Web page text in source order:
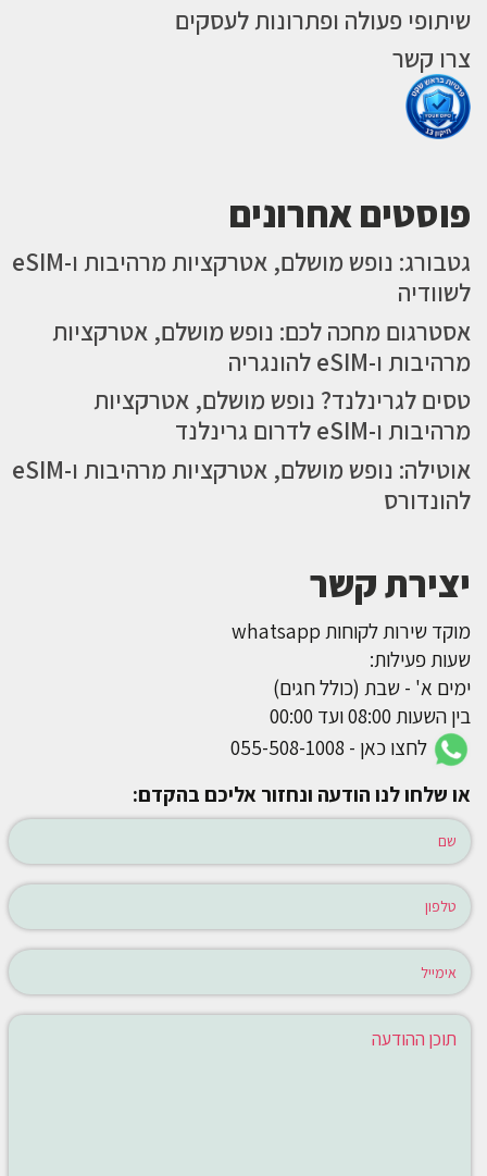
שיתופי פעולה ופתרונות לעסקים
צרו קשר
פוסטים אחרונים
גטבורג: נופש מושלם, אטרקציות מרהיבות ו-eSIM
לשוודיה
אסטרגום מחכה לכם: נופש מושלם, אטרקציות
מרהיבות ו-eSIM להונגריה
טסים לגרינלנד? נופש מושלם, אטרקציות
מרהיבות ו-eSIM לדרום גרינלנד
אוטילה: נופש מושלם, אטרקציות מרהיבות ו-eSIM
להונדורס
יצירת קשר
מוקד שירות לקוחות whatsapp
שעות פעילות:
ימים א' - שבת (כולל חגים)
בין השעות 08:00 ועד 00:00
לחצו כאן - 055-508-1008
או שלחו לנו הודעה ונחזור אליכם בהקדם: